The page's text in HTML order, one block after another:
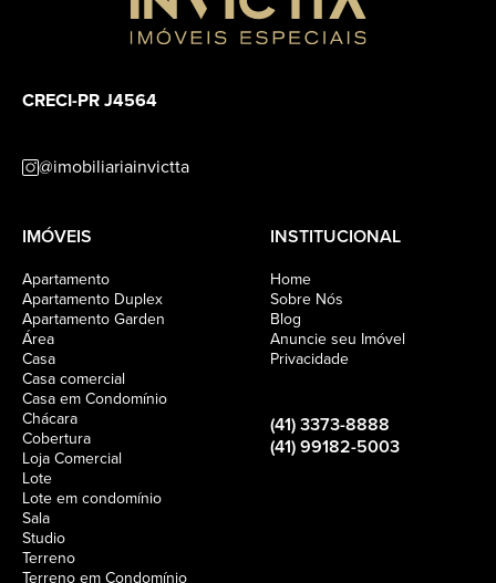
Sobre nós
Anuncie
Contato
CRECI-PR J4564
@imobiliariainvictta
IMÓVEIS
Apartamento
Apartamento Duplex
Apartamento Garden
Área
Casa
Casa comercial
Casa em Condomínio
Chácara
Cobertura
Loja Comercial
Lote
Lote em condomínio
Sala
Studio
Terreno
Terreno em Condomínio
INSTITUCIONAL
Home
Sobre Nós
Blog
Anuncie seu Imóvel
Privacidade
(41) 3373-8888
(41) 99182-5003